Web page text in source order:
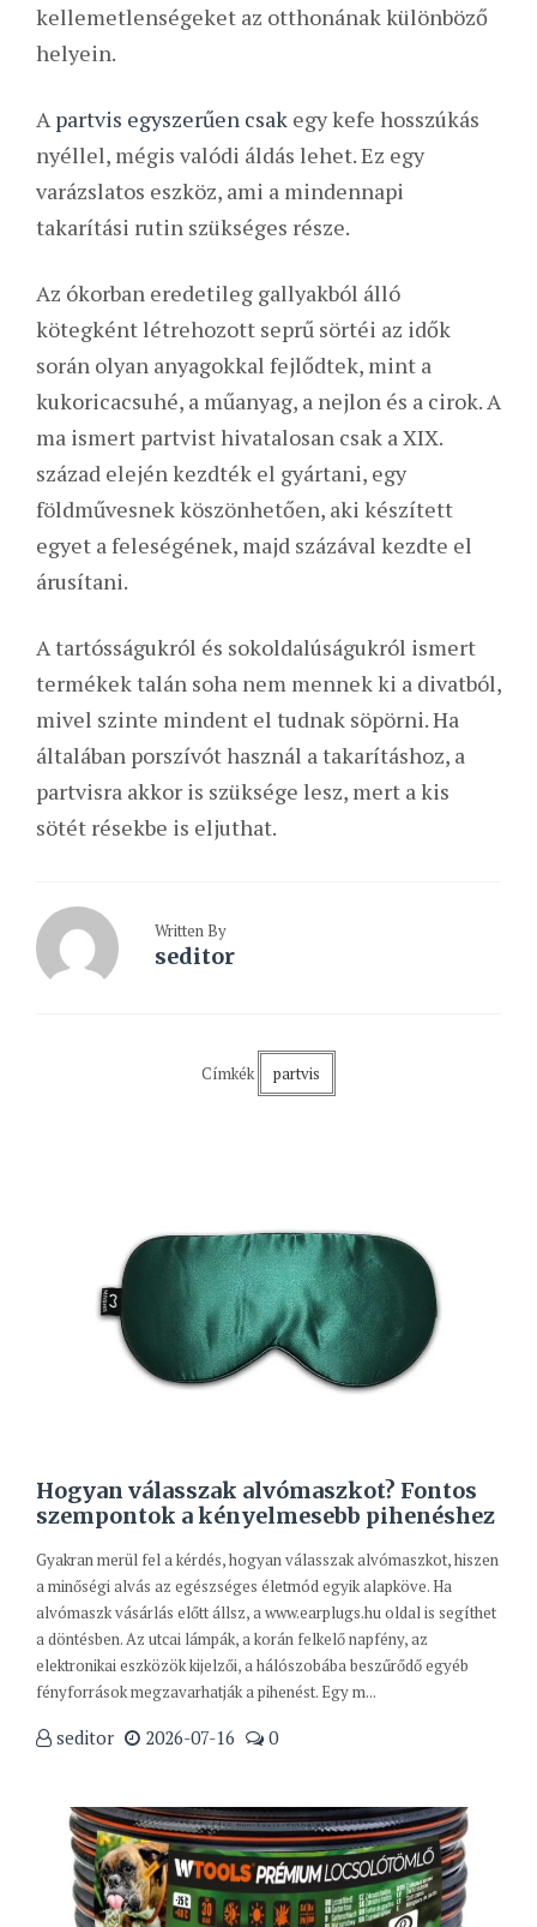
kellemetlenségeket az otthonának különböző
helyein.
Apartvis egyszerűen csak egy kefe hosszúkás
nyéllel, mégis valódi áldás lehet. Ez egy
varázslatos eszköz, ami a mindennapi
takarítási rutin szükséges része.
Az ókorban eredetileg gallyakból álló
kötegként létrehozott seprű sörtéi az idők
során olyan anyagokkal fejlődtek, mint a
kukoricacsuhé, a műanyag, a nejlon és a cirok. A
ma ismert partvist hivatalosan csak a XIX.
század elején kezdték el gyártani, egy
földművesnek köszönhetően, aki készített
egyet a feleségének, majd százával kezdte el
árusítani.
A tartósságukról és sokoldalúságukról ismert
termékek talán soha nem mennek ki a divatból,
mivel szinte mindent el tudnak söpörni. Ha
általában porszívót használ a takarításhoz, a
partvisra akkor is szüksége lesz, mert a kis
sötét résekbe is eljuthat.
Written By
seditor
Címkék partvis
Hogyan válasszak alvómaszkot? Fontos
szempontok a kényelmesebb pihenéshez
Gyakran merül fel a kérdés, hogyan válasszak alvómaszkot, hiszen
a minőségi alvás az egészséges életmód egyik alapköve. Ha
alvómaszk vásárlás előtt állsz, a www.earplugs.hu oldal is segíthet
a döntésben. Az utcai lámpák, a korán felkelő napfény, az
elektronikai eszközök kijelzői, a hálószobába beszűrődő egyéb
fényforrások megzavarhatják a pihenést. Egy m...
seditor 2026-07-16 0